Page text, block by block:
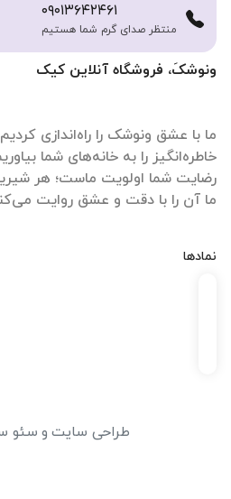
ونوشکَ، فروشگاه آنلاین کیک
ما با عشق ونوشک را راه‌اندازی
خاطره‌انگیز را به خانه‌های شما
رضایت شما اولویت ماست؛ هر
ما آن را با دقت و عشق روایت
نمادها
۰۹۰۱۳۶۴۲۴۶۱
منتظر صدای گرم شما هستیم
طراحی سایت و سئو